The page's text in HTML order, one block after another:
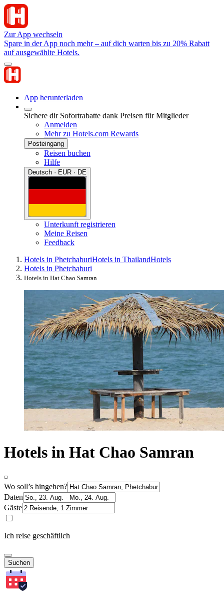
Zur App wechseln
Spare in der App noch mehr – auf dich warten bis zu 20% Rabatt
auf ausgewählte Hotels.
App herunterladen
Sichere dir Sofortrabatte dank Preisen für Mitglieder
Anmelden
Mehr zu Hotels.com Rewards
Posteingang
Reisen buchen
Hilfe
Deutsch · EUR · DE
Unterkunft registrieren
Meine Reisen
Feedback
Hotels in PhetchaburiHotels in ThailandHotels
Hotels in Phetchaburi
Hotels in Hat Chao Samran
Hotels in Hat Chao Samran
Wo soll’s hingehen?
Daten
Gäste
Ich reise geschäftlich
Suchen